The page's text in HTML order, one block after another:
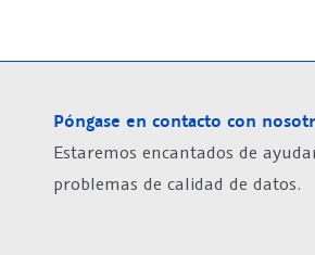
Póngase en contacto con
Estaremos encantados de
problemas de calidad de datos.